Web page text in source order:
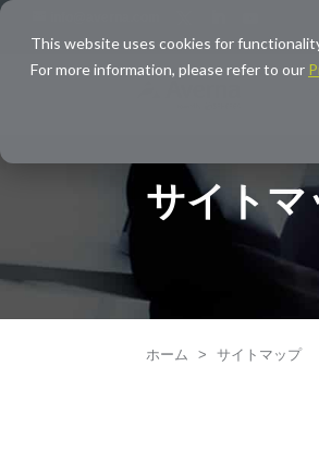
This website uses cookies for
For more information, please refer to our
サイトマ
ホーム > サイトマップ